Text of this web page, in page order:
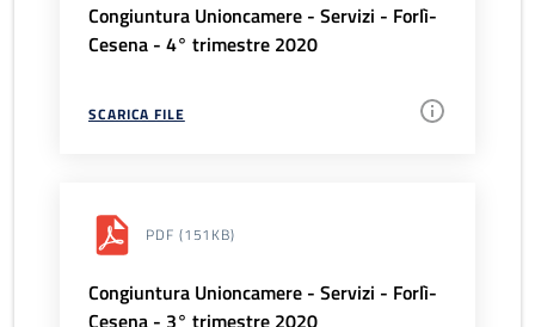
Congiuntura Unioncamere - Servizi - Forlì-
Cesena - 4° trimestre 2020
SCARICA FILE
PDF (151KB)
Congiuntura Unioncamere - Servizi - Forlì-
Cesena - 3° trimestre 2020